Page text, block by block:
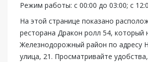
Режим работы: с 00:00 до 03:00; с
На этой странице показано
ресторана Дракон ролл 54, который
Железнодорожный район по адресу
улица, 21. Просматривайте